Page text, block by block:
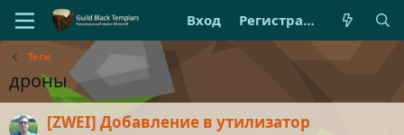
Вход Регистрация
Теги
дроны
[ZWEI] Добавление в утилизатор